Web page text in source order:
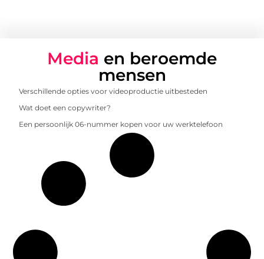
Media en beroemde
mensen
Verschillende opties voor videoproductie uitbesteden
Wat doet een copywriter?
Een persoonlijk 06-nummer kopen voor uw werktelefoon